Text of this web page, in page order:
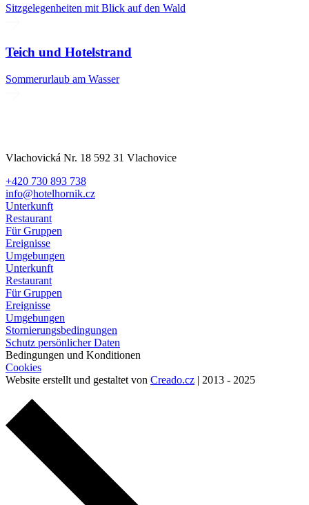
Sitzgelegenheiten mit Blick auf den Wald
Teich und Hotelstrand
Sommerurlaub am Wasser
Vlachovická Nr. 18 592 31 Vlachovice
+420 730 893 738
info@hotelhornik.cz
Unterkunft
Restaurant
Für Gruppen
Ereignisse
Umgebungen
Unterkunft
Restaurant
Für Gruppen
Ereignisse
Umgebungen
Stornierungsbedingungen
Schutz persönlicher Daten
Bedingungen und Konditionen
Cookies
Website erstellt und gestaltet von Creado.cz | 2013 - 2025